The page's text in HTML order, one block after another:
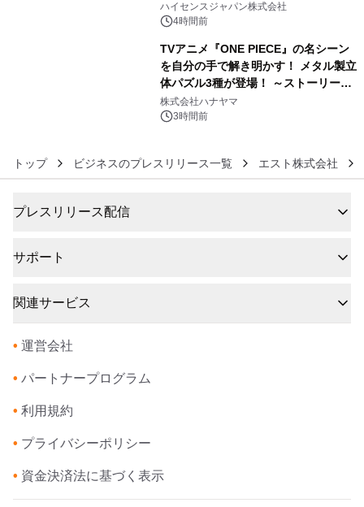
ハイセンスジャパン株式会社
4時間前
TVアニメ『ONE PIECE』の名シーン
を自分の手で解き明かす！ メタル製立
体パズル3種が登場！ ～ストーリーと
ギミックが融合した 大人の体験型パズ
ルが8月7日(金)12時より先行予約受付
株式会社ハナヤマ
3時間前
トップ ビジネスのプレスリリース一覧 エスト株式会社
プレスリリース配信
サポート
関連サービス
• 運営会社
• パートナープログラム
• 利用規約
• プライバシーポリシー
• 資金決済法に基づく表示